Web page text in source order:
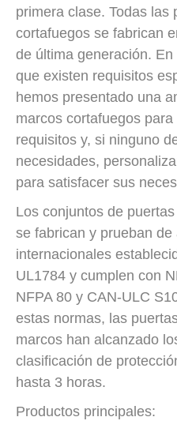
primera clase. Todas las
cortafuegos se fabrican
de última generación.
que existen requisitos
hemos presentado una
marcos cortafuegos
requisitos y, si ninguno
necesidades,
para satisfacer sus
Los conjuntos de
se fabrican y prueban
internacionales
UL1784 y cumplen con
NFPA 80 y CAN-ULC
estas normas, las
marcos han alcanzado
clasificación de
hasta 3 horas.
Productos principales: